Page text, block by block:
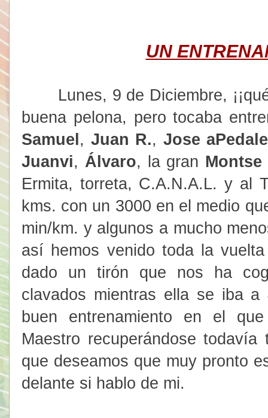
UN
Lunes, 9 de Diciembre,
buena pelona, pero tocaba
Samuel , Juan R., Jose
Juanvi, Álvaro, la gran
Ermita, torreta, C.A.N.A.L. y al
kms. con un 3000 en el medio
min/km. y algunos a mucho
así hemos venido toda la
dado un tirón que nos ha
clavados mientras ella se iba
buen entrenamiento en el
Maestro recuperándose
que deseamos que muy pronto
delante si hablo de mi.